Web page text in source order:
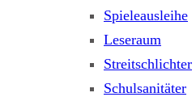
Spieleausleihe
Leseraum
Streitschlichter
Schulsanitäter